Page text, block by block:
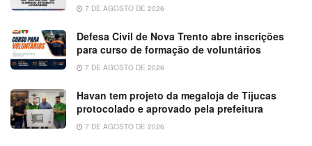
7 DE AGOSTO DE 2026
Defesa Civil de Nova Trento abre inscrições
para curso de formação de voluntários
7 DE AGOSTO DE 2026
Havan tem projeto da megaloja de Tijucas
protocolado e aprovado pela prefeitura
7 DE AGOSTO DE 2026